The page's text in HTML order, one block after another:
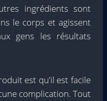
ingrédients sont
le corps et agissent
gens les résultats
est qu'il est facile
complication. Tout